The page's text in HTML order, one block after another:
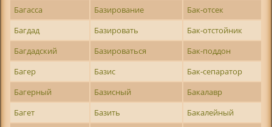
Багасса
Базирование
Бак-отсек
Багдад
Базировать
Бак-отстойник
Багдадский
Базироваться
Бак-поддон
Багер
Базис
Бак-сепаратор
Багерный
Базисный
Бакалавр
Багет
Базить Бакалейный